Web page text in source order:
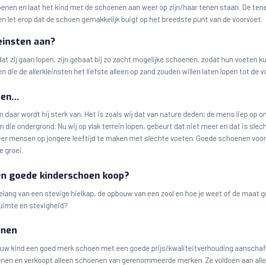
en laat het kind met de schoenen aan weer op zijn/haar tenen staan. De
let erop dat de schoen gemakkelijk buigt op het breedste punt van de voorvoet.
aan?
zij gaan lopen, zijn gebaat bij zo zacht mogelijke schoenen, zodat hun voeten
die de allerkleinsten het liefste alleen op zand zouden willen laten lopen tot de
daar wordt hij sterk van. Het is zoals wij dat van nature deden; de mens liep op
die ondergrond. Nu wij op vlak terrein lopen, gebeurt dat niet meer en dat is
mensen op jongere leeftijd te maken met slechte voeten. Goede schoenen
groei.
goede kinderschoen koop?
van een stevige hielkap, de opbouw van een zool en hoe je weet of de maat
en stevigheid?
kind een goed merk schoen met een goede prijs/kwaliteitverhouding
en verkoopt alleen schoenen van gerenommeerde merken. Ze voldoen aan